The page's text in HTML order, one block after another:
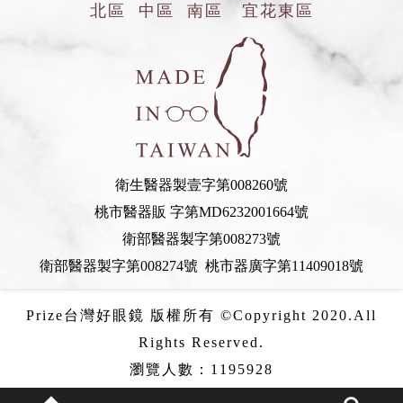
北區
中區 南區 宜花東區
衛生醫器製壹字第008260號
桃市醫器販 字第MD6232001664號
衛部醫器製字第008273號
衛部醫器製字第008274號 桃市器廣字第11409018號
Prize台灣好眼鏡 版權所有 ©Copyright 2020.All
Rights Reserved.
瀏覽人數：1195928